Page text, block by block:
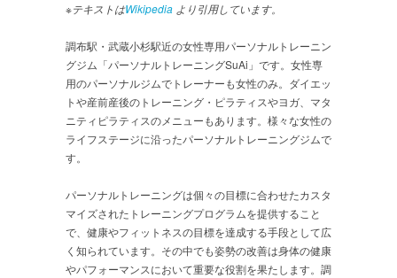
※テキストはWikipedia より引用しています。
調布駅・武蔵小杉駅近の女性専用パーソナルトレーニン
グジム「パーソナルトレーニングSuAi」です。女性専
用のパーソナルジムでトレーナーも女性のみ。ダイエッ
トや産前産後のトレーニング・ピラティスやヨガ、マタ
ニティピラティスのメニューもあります。様々な女性の
ライフステージに沿ったパーソナルトレーニングジムで
す。
パーソナルトレーニングは個々の目標に合わせたカスタ
マイズされたトレーニングプログラムを提供すること
で、健康やフィットネスの目標を達成する手段として広
く知られています。その中でも姿勢の改善は身体の健康
やパフォーマンスにおいて重要な役割を果たします。調